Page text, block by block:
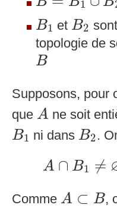
1
B1
B1 et B2
B2
topologie de
B
B
Supposons, pour
que A
A ne soit
B1
B1 ni dans B2
B2 .
A ∩ B1 ≠
A∩
Comme A ⊂ B
A ⊂B ,